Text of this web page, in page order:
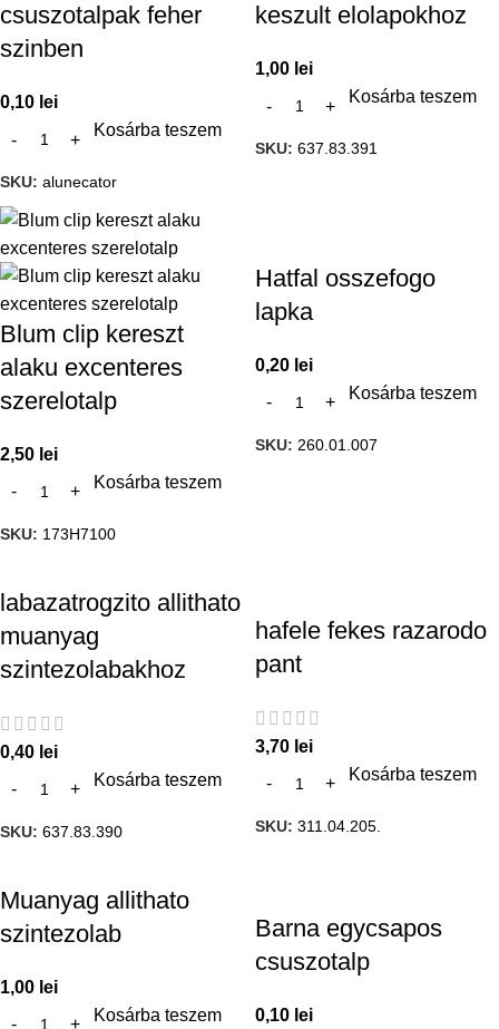
csuszotalpak feher
szinben
0,10 lei
Kosárba teszem
SKU: alunecator
keszult elolapokhoz
1,00 lei
Kosárba teszem
SKU: 637.83.391
Blum clip kereszt
alaku excenteres
szerelotalp
2,50 lei
Kosárba teszem
SKU: 173H7100
Hatfal osszefogo
lapka
0,20 lei
Kosárba teszem
SKU: 260.01.007
labazatrogzito allithato
muanyag
szintezolabakhoz
0,40 lei
Kosárba teszem
SKU: 637.83.390
hafele fekes razarodo
pant
3,70 lei
Kosárba teszem
SKU: 311.04.205.
Muanyag allithato
szintezolab
1,00 lei
Kosárba teszem
Barna egycsapos
csuszotalp
0,10 lei